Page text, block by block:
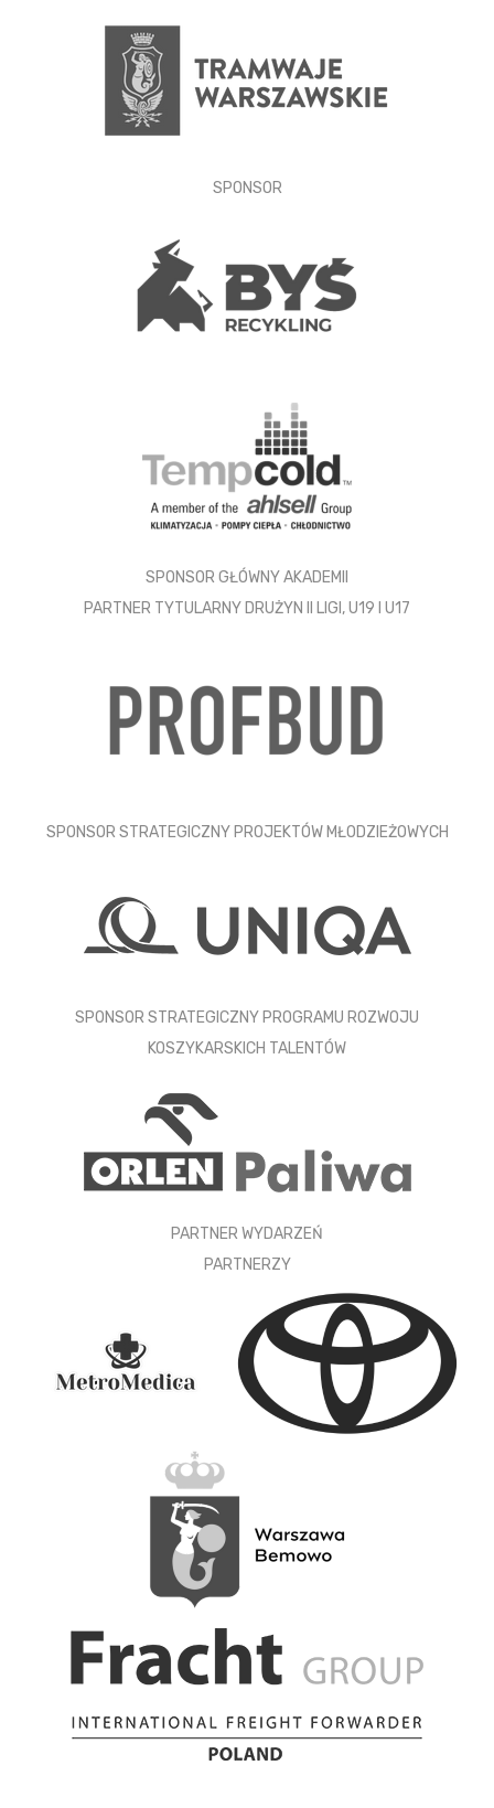
SPONSOR
SPONSOR GŁÓWNY AKADEMII
PARTNER TYTULARNY DRUŻYN II LIGI, U19 I U17
SPONSOR STRATEGICZNY PROJEKTÓW MŁODZIEŻOWYCH
SPONSOR STRATEGICZNY PROGRAMU ROZWOJU
KOSZYKARSKICH TALENTÓW
PARTNER WYDARZEŃ
PARTNERZY